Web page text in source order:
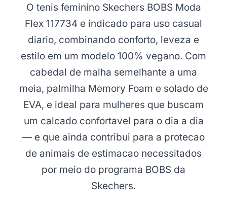
O tenis feminino Skechers BOBS Moda
Flex 117734 e indicado para uso casual
diario, combinando conforto, leveza e
estilo em um modelo 100% vegano. Com
cabedal de malha semelhante a uma
meia, palmilha Memory Foam e solado de
EVA, e ideal para mulheres que buscam
um calcado confortavel para o dia a dia
— e que ainda contribui para a protecao
de animais de estimacao necessitados
por meio do programa BOBS da
Skechers.